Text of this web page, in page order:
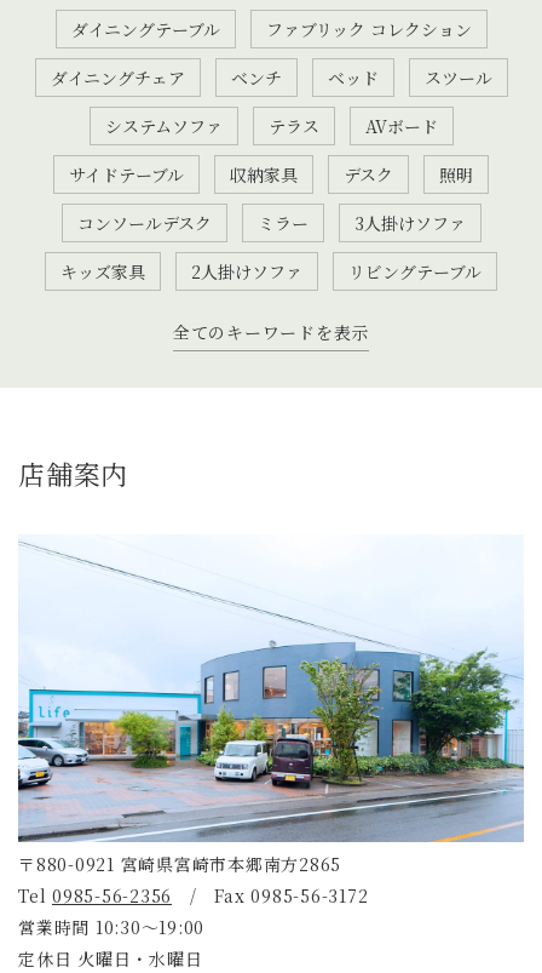
ダイニングテーブル
ファブリック コレクション
ダイニングチェア
ベンチ ベッド
スツール
システムソファ
テラス
AVボード
サイドテーブル
収納家具 デスク
照明
コンソールデスク
ミラー
3人掛けソファ
キッズ家具
2人掛けソファ リビングテーブル
全てのキーワードを表示
店舗案内
〒880-0921 宮崎県宮崎市本郷南方2865
Tel 0985-56-2356 / Fax 0985-56-3172
営業時間 10:30～19:00
定休日 火曜日・水曜日